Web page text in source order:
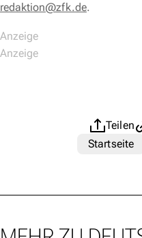
redaktion@zfk.de.
Teilen
Startseite